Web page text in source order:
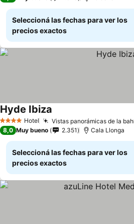
Seleccioná las fechas para ver los
precios exactos
4 EstrellasHotel Vistas panorámicas de la
Hyde Ibiza
8,0 Muy bueno 2.351 Cala Llonga
Seleccioná las fechas para ver los
precios exactos